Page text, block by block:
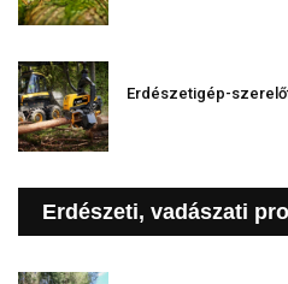
Erdészetigép-
Erdészeti, vadászati